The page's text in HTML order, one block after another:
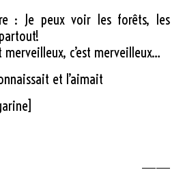
: Je peux voir les forêts, les
merveilleux, c’est merveilleux…
et l’aimait